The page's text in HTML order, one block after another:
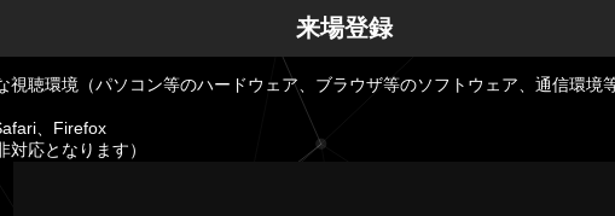
来場登録
聴環境（パソコン等のハードウェア、ブラウザ等のソフトウェア、通信環
、Firefox
応となります）